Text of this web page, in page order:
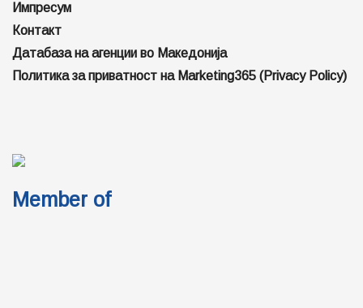
Импресум
Контакт
Датабаза на агенции во Македонија
Политика за приватност на Marketing365 (Privacy Policy)
Member of